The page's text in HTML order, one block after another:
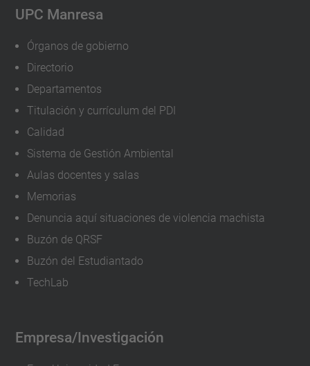
UPC Manresa
Órganos de gobierno
Directorio
Departamentos
Titulación y currículum del PDI
Calidad
Sistema de Gestión Ambiental
Aulas docentes y salas
Memorias
Denuncia aquí situaciones de violencia machista
Buzón de QRSF
Buzón del Estudiantado
TechLab
Empresa/Investigación